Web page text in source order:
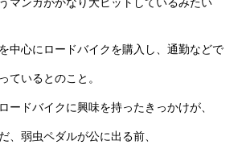
マンガがかなり大ヒットしているみたい
中心にロードバイクを購入し、通勤などで
ているとのこと。
ードバイクに興味を持ったきっかけが、
、弱虫ペダルが公に出る前、